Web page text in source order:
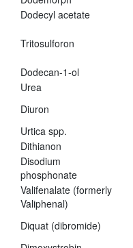
Dodecyl acetate
Tritosulforon
Dodecan-1-ol
Urea
Diuron
Urtica spp.
Dithianon
Disodium
phosphonate
Valifenalate (formerly
Valiphenal)
Diquat (dibromide)